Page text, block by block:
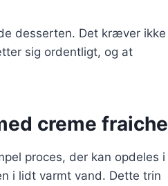
desserten. Det kræver ikke
sig ordentligt, og at
creme fraiche
proces, der kan opdeles i
i lidt varmt vand. Dette trin